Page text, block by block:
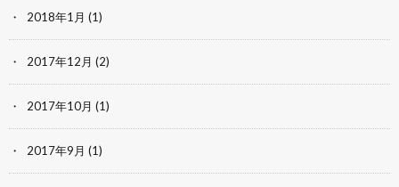
2018年1月 (1)
2017年12月 (2)
2017年10月 (1)
2017年9月 (1)